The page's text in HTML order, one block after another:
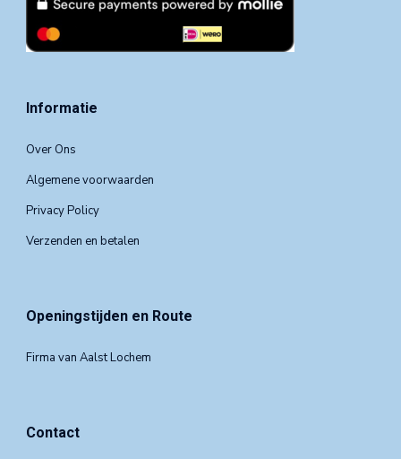
Informatie
Over Ons
Algemene voorwaarden
Privacy Policy
Verzenden en betalen
Openingstijden en Route
Firma van Aalst Lochem
Contact